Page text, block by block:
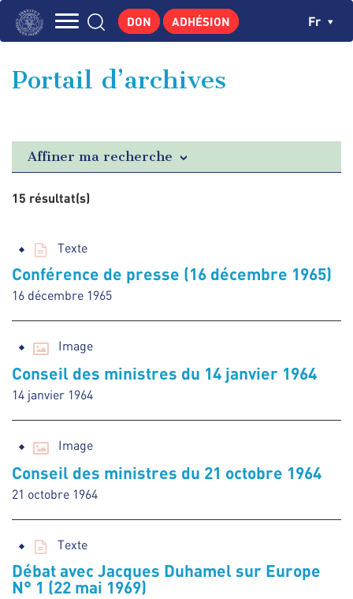
Aller
principale
GEORGES POMPIDOU
PUBLICATIONS
ACTUALITÉS
DON ADHÉSION Fr
Portail d’archives
Affiner ma recherche
15 résultat(s)
Texte
Conférence de presse (16 décembre 1965)
16 décembre 1965
Image
Conseil des ministres du 14 janvier 1964
14 janvier 1964
Image
Conseil des ministres du 21 octobre 1964
21 octobre 1964
Texte
Débat avec Jacques Duhamel sur Europe
N° 1 (22 mai 1969)
Panneau de gestion des cookies